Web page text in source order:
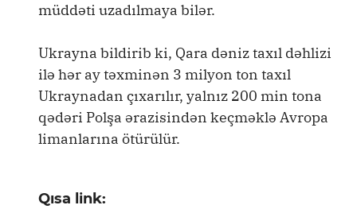
müddəti uzadılmaya bilər.
Ukrayna bildirib ki, Qara dəniz taxıl dəhlizi
ilə hər ay təxminən 3 milyon ton taxıl
Ukraynadan çıxarılır, yalnız 200 min tona
qədəri Polşa ərazisindən keçməklə Avropa
limanlarına ötürülür.
Qısa link: